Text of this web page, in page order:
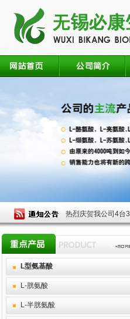
热烈庆贺我公司4台
L型氨基酸
L-胱氨酸
L-半胱氨酸